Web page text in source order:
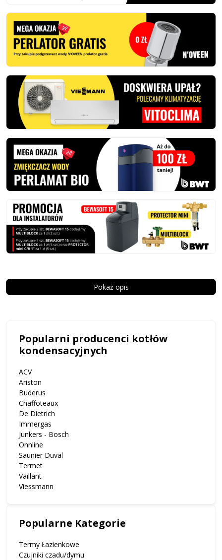
Pokaż opis
Popularni producenci kotłów
kondensacyjnych
ACV
Ariston
Buderus
Chaffoteaux
De Dietrich
Immergas
Junkers - Bosch
Onnline
Saunier Duval
Termet
Vaillant
Viessmann
Popularne Kategorie
Termy Łazienkowe
Czujniki czadu/dymu